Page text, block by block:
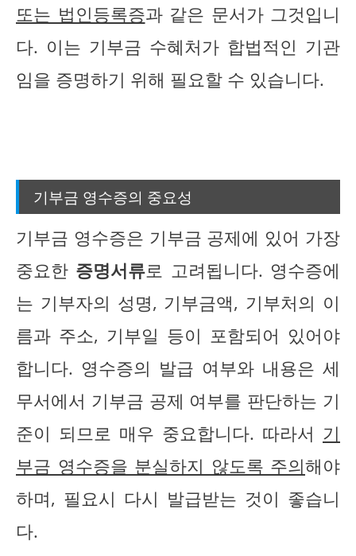
또는 법인등록증과 같은 문서가 그것입니
다. 이는 기부금 수혜처가 합법적인 기관
임을 증명하기 위해 필요할 수 있습니다.
기부금 영수증의 중요성
기부금 영수증은 기부금 공제에 있어 가장
중요한 증명서류로 고려됩니다. 영수증에
는 기부자의 성명, 기부금액, 기부처의 이
름과 주소, 기부일 등이 포함되어 있어야
합니다. 영수증의 발급 여부와 내용은 세
무서에서 기부금 공제 여부를 판단하는 기
준이 되므로 매우 중요합니다. 따라서 기
부금 영수증을 분실하지 않도록 주의해야
하며, 필요시 다시 발급받는 것이 좋습니
다.